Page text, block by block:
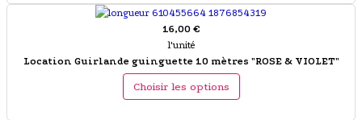
16,00 €
l'unité
Location Guirlande guinguette 10 mètres "ROSE & VIOLET"
Choisir les options